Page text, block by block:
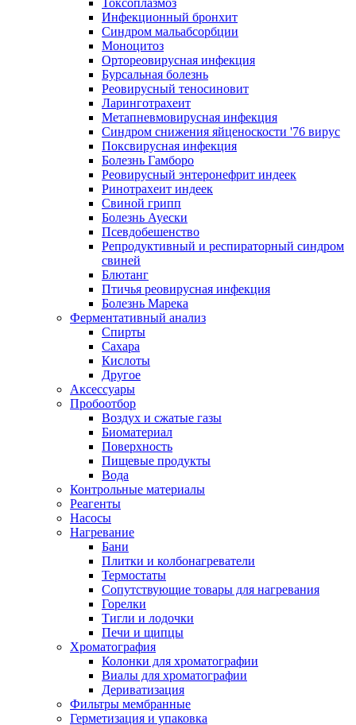
Токсоплазмоз
Инфекционный бронхит
Синдром мальабсорбции
Моноцитоз
Ортореовирусная инфекция
Бурсальная болезнь
Реовирусный теносиновит
Ларинготрахеит
Метапневмовирусная инфекция
Синдром снижения яйценоскости '76 вирус
Поксвирусная инфекция
Болезнь Гамборо
Реовирусный энтеронефрит индеек
Ринотрахеит индеек
Свиной грипп
Болезнь Ауески
Псевдобешенство
Репродуктивный и респираторный синдром
свиней
Блютанг
Птичья реовирусная инфекция
Болезнь Марека
Ферментативный анализ
Спирты
Сахара
Кислоты
Другое
Аксессуары
Пробоотбор
Воздух и сжатые газы
Биоматериал
Поверхность
Пищевые продукты
Вода
Контрольные материалы
Реагенты
Насосы
Нагревание
Бани
Плитки и колбонагреватели
Термостаты
Сопутствующие товары для нагревания
Горелки
Тигли и лодочки
Печи и щипцы
Хроматография
Колонки для хроматографии
Виалы для хроматографии
Дериватизация
Фильтры мембранные
Герметизация и упаковка